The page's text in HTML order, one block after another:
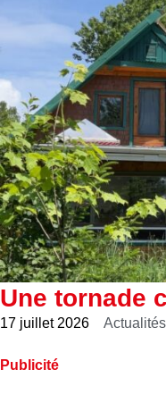
Une tornade
17 juillet 2026 Actualités
Publicité